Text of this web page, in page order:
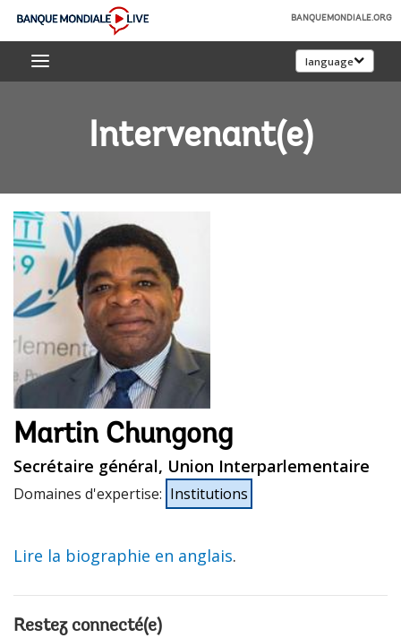
Skip
Main
Banque
mondiale
BANQUEMONDIALE.ORG
language
Intervenant(e)
Martin Chungong
Secrétaire général, Union Interparlementaire
Domaines d'expertise: Institutions
Lire la biographie en anglais.
Restez connecté(e)